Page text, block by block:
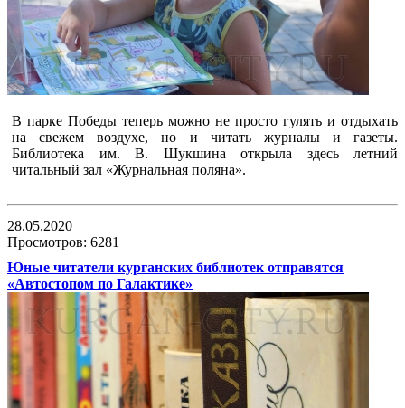
В парке Победы теперь можно не просто гулять и отдыхать
на свежем воздухе, но и читать журналы и газеты.
Библиотека им. В. Шукшина открыла здесь летний
читальный зал «Журнальная поляна».
28.05.2020
Просмотров: 6281
Юные читатели курганских библиотек отправятся
«Автостопом по Галактике»